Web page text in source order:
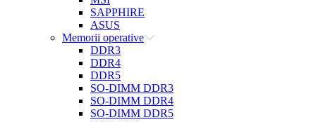
SAPPHIRE
ASUS
Memorii operative
DDR3
DDR4
DDR5
SO-DIMM DDR3
SO-DIMM DDR4
SO-DIMM DDR5